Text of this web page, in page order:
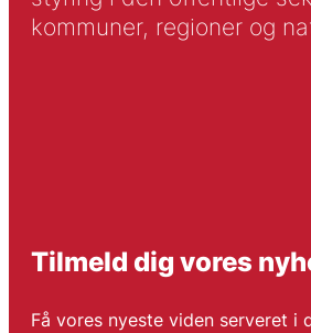
kommuner, regioner og
Tilmeld dig vores
Få vores nyeste viden serveret i